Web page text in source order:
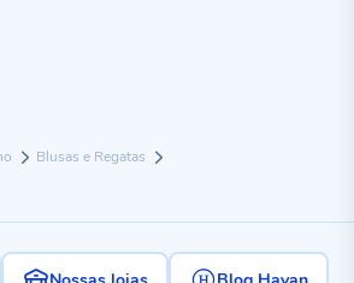
Blusas e Regatas